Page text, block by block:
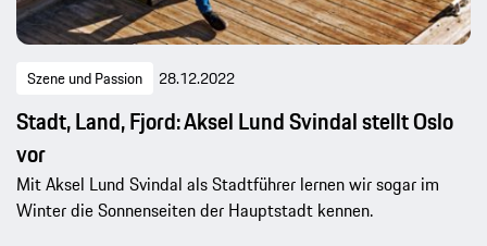
Szene und Passion 28.12.2022
Stadt, Land, Fjord: Aksel Lund Svindal stellt Oslo
vor
Mit Aksel Lund Svindal als Stadtführer lernen wir sogar im
Winter die Sonnenseiten der Hauptstadt kennen.